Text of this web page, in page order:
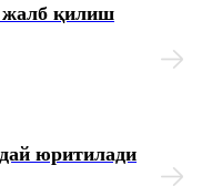
жалб қилиш
юритилади